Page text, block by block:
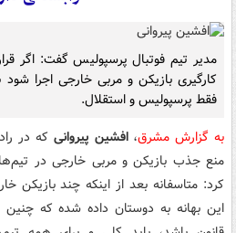
مدیر تیم فوتبال پرسپولیس گفت: اگر
کارگیری بازیکن و مربی خارجی اجرا
فقط پرسپولیس و استقلال.
به گزارش مشرق،افشین پیروانی که در
منع جذب بازیکن و مربی خارجی در
کرد: متاسفانه بعد از اینکه چند بازیکن
این بهانه به دوستان داده شده که چنین